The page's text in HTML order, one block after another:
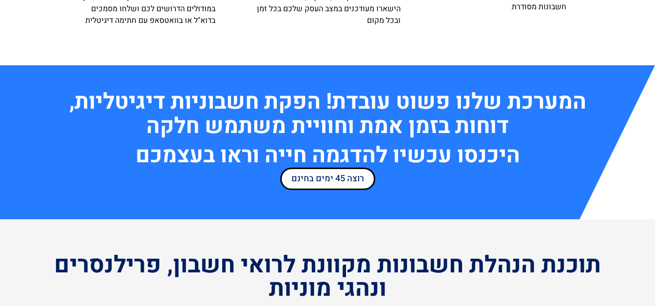
חשבונות מסודרת
הישארו מעודכנים במצב העסק שלכם בכל זמן
ובכל מקום
במודולים הדרושים לכם ושלחו מסמכים
בדוא"ל או בוואטסאפ עם חתימה דיגיטלית
המערכת שלנו פשוט עובדת! הפקת חשבוניות דיגיטליות,
דוחות בזמן אמת וחוויית משתמש חלקה
היכנסו עכשיו להדגמה חייה וראו בעצמכם
רוצה 45 ימים בחינם
תוכנת הנהלת חשבונות מקוונת לרואי חשבון, פרילנסרים
ונהגי מוניות